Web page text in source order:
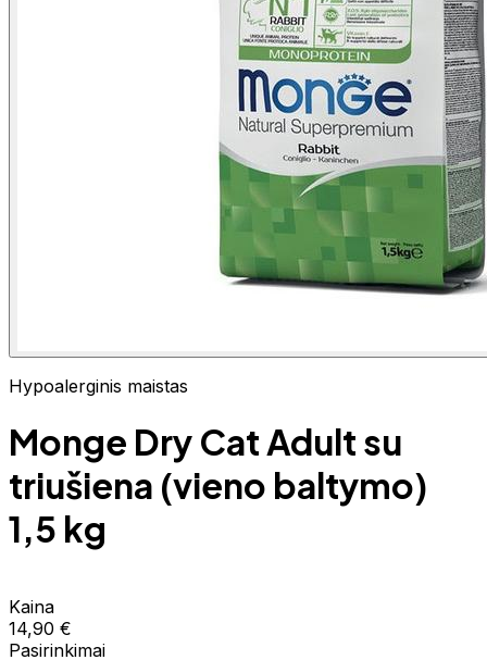
Hypoalerginis maistas
Monge Dry Cat Adult su
triušiena (vieno baltymo)
1,5 kg
Kaina
14,90 €
Pasirinkimai